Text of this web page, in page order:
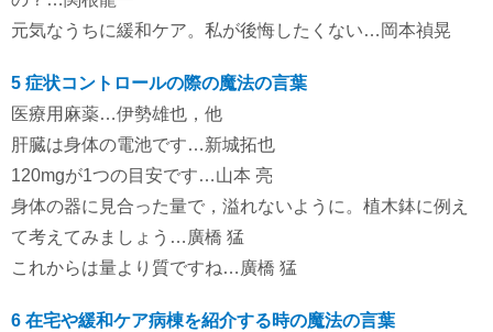
元気なうちに緩和ケア。私が後悔したくない…岡本禎晃
5 症状コントロールの際の魔法の言葉
医療用麻薬…伊勢雄也，他
肝臓は身体の電池です…新城拓也
120mgが1つの目安です…山本 亮
身体の器に見合った量で，溢れないように。植木鉢に例え
て考えてみましょう…廣橋 猛
これからは量より質ですね…廣橋 猛
6 在宅や緩和ケア病棟を紹介する時の魔法の言葉